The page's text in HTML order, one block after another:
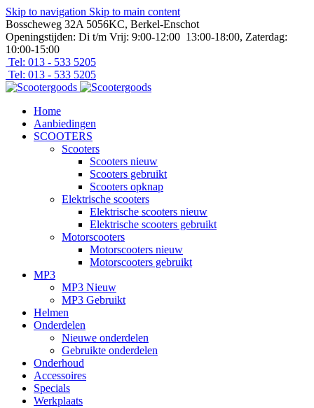
Skip to navigation Skip to main content
Bosscheweg 32A 5056KC, Berkel-Enschot
Openingstijden: Di t/m Vrij: 9:00-12:00 13:00-18:00, Zaterdag:
10:00-15:00
Tel: 013 - 533 5205
Tel: 013 - 533 5205
Home
Aanbiedingen
SCOOTERS
Scooters
Scooters nieuw
Scooters gebruikt
Scooters opknap
Elektrische scooters
Elektrische scooters nieuw
Elektrische scooters gebruikt
Motorscooters
Motorscooters nieuw
Motorscooters gebruikt
MP3
MP3 Nieuw
MP3 Gebruikt
Helmen
Onderdelen
Nieuwe onderdelen
Gebruikte onderdelen
Onderhoud
Accessoires
Specials
Werkplaats